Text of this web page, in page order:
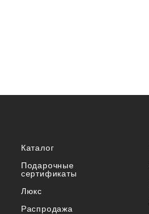
Каталог
Подарочные
сертификаты
Люкс
Распродажа